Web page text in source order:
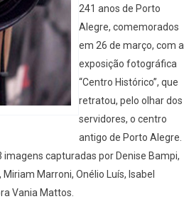
241 anos de Porto
Alegre, comemorados
em 26 de março, com a
exposição fotográfica
“Centro Histórico”, que
retratou, pelo olhar dos
servidores, o centro
antigo de Porto Alegre.
capturadas por Denise Bampi,
Marroni, Onélio Luís, Isabel
Vania Mattos.